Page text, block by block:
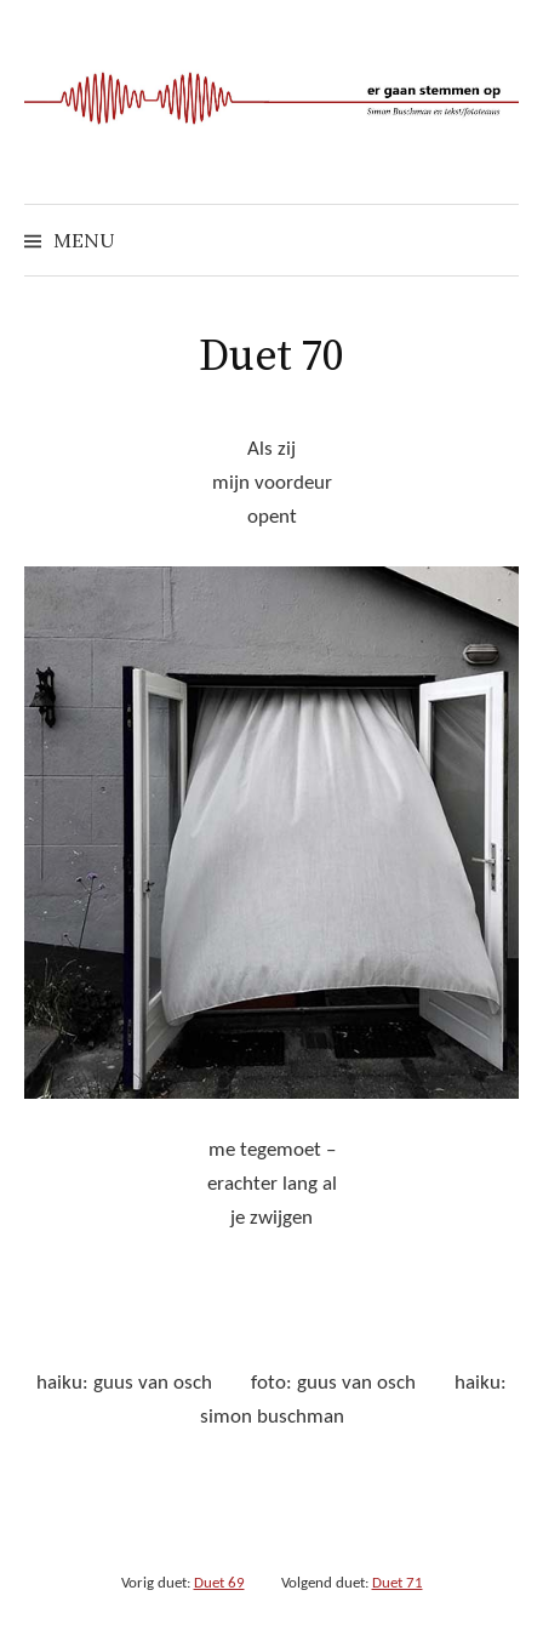
springen
MENU
Duet 70
Als zij
mijn voordeur
opent
me tegemoet –
erachter lang al
je zwijgen
haiku: guus van osch foto: guus van osch haiku:
simon buschman
Vorig duet: Duet 69Volgend duet: Duet 71